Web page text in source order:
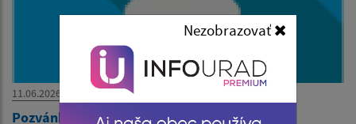
Nezobrazovať
11.06.2026
Pozvánka na OZ dňa 15. 6. 2026